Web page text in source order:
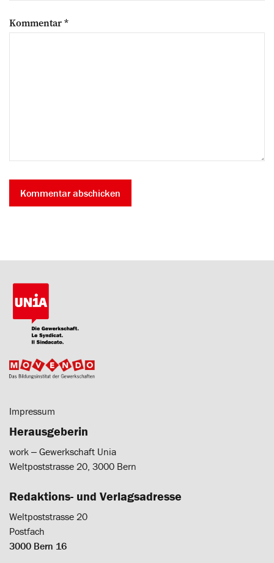
Kommentar*
Impressum
Herausgeberin
work ‒ Gewerkschaft Unia
Weltpoststrasse 20, 3000 Bern
Redaktions- und Verlagsadresse
Weltpoststrasse 20
Postfach
3000 Bern 16